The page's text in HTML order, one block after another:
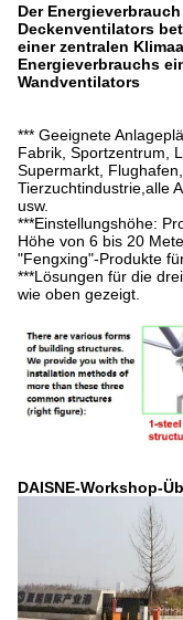
Der
Deckenventilators
einer zentralen
Energieverbrauchs
Wandventilators
*** Geeignete
Fabrik, Sportzentrum,
Supermarkt,
Tierzuchtindustrie,alle
usw.
***Einstellungshöhe:
Höhe von 6 bis 20
"Fengxing"-Produkte
***Lösungen für die
wie oben gezeigt.
DAISNE-Workshop-